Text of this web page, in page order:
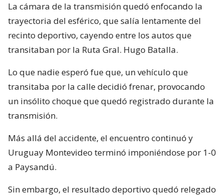
La cámara de la transmisión quedó enfocando la
trayectoria del esférico, que salía lentamente del
recinto deportivo, cayendo entre los autos que
transitaban por la Ruta Gral. Hugo Batalla.
Lo que nadie esperó fue que, un vehículo que
transitaba por la calle decidió frenar, provocando
un insólito choque que quedó registrado durante la
transmisión.
Más allá del accidente, el encuentro continuó y
Uruguay Montevideo terminó imponiéndose por 1-0
a Paysandú.
Sin embargo, el resultado deportivo quedó relegado